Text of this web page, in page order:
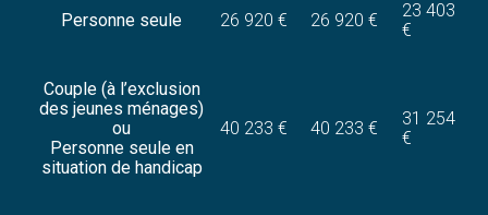
Personne seule 26 920 € 26 920 €
23 403
€
Couple (à l’exclusion
des jeunes ménages)
ou
Personne seule en
situation de handicap
40 233 € 40 233 €
31 254
€